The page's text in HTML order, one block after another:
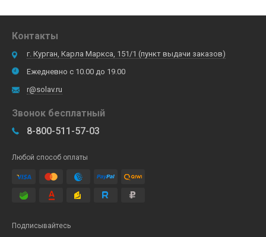
Контакты
г. Курган, Карла Маркса, 151/1 (пункт выдачи заказов)
Ежедневно с 10.00 до 19.00
r@solav.ru
Звонок бесплатный
8-800-511-57-03
Любой способ оплаты
Подписывайтесь